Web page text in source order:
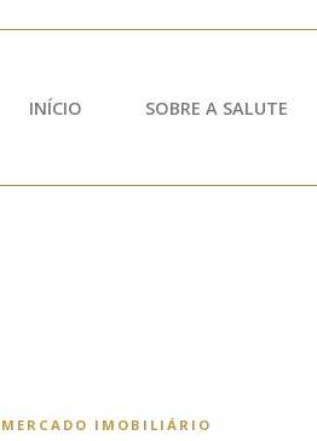
INÍCIO SOBRE A SALUTE
MERCADO IMOBILIÁRIO